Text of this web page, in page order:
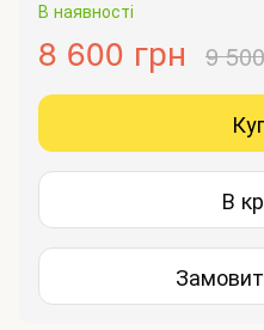
В наявності
8 600 грн 9
В